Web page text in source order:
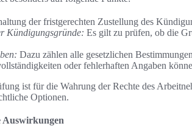
der fristgerechten Zustellung des
Kündigungsgründe: Es gilt zu prüfen, ob die
Dazu zählen alle gesetzlichen
oder fehlerhaften Angaben
ist für die Wahrung der Rechte des
Optionen.
Auswirkungen